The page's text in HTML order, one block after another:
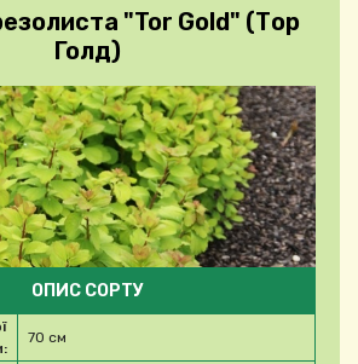
"Tor Gold" (Тор
Голд)
ОПИС СОРТУ
70 см